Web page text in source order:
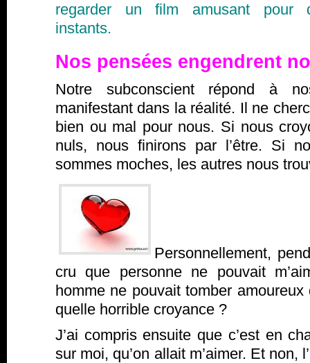
regarder un film amusant pour
instants.
Nos pensées engendrent
Notre subconscient répond à
manifestant dans la réalité. Il ne
bien ou mal pour nous. Si nous
nuls, nous finirons par l’être. Si
sommes moches, les autres nous
Personnellement,
cru que personne ne pouvait
homme ne pouvait tomber
quelle horrible croyance ?
J’ai compris ensuite que c’est en
sur moi, qu’on allait m’aimer. Et non,